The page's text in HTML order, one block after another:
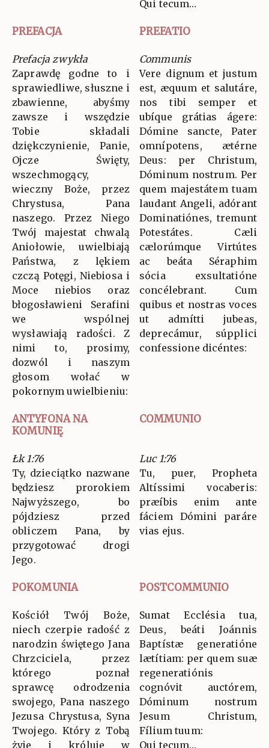
Qui tecum…
PREFACJA PREFATIO
Prefacja zwykła
Zaprawdę godne to i
sprawiedliwe, słuszne i
zbawienne, abyśmy
zawsze i wszędzie
Tobie składali
dziękczynienie, Panie,
Ojcze Święty,
wszechmogący,
wieczny Boże, przez
Chrystusa, Pana
naszego. Przez Niego
Twój majestat chwalą
Aniołowie, uwielbiają
Państwa, z lękiem
czczą Potęgi, Niebiosa i
Moce niebios oraz
błogosławieni Serafini
we wspólnej
wysławiają radości. Z
nimi to, prosimy,
dozwól i naszym
głosom wołać w
pokornym uwielbieniu:
Communis
Vere dignum et justum
est, æquum et salutáre,
nos tibi semper et
ubíque grátias ágere:
Dómine sancte, Pater
omnípotens, ætérne
Deus: per Christum,
Dóminum nostrum. Per
quem majestátem tuam
laudant Angeli, adórant
Dominatiónes, tremunt
Potestátes. Cæli
cælorúmque Virtútes
ac beáta Séraphim
sócia exsultatióne
concélebrant. Cum
quibus et nostras voces
ut admítti jubeas,
deprecámur, súpplici
confessione dicéntes:
ANTYFONA NA
KOMUNIĘ
COMMUNIO
Łk 1:76
Ty, dzieciątko nazwane
będziesz prorokiem
Najwyższego, bo
pójdziesz przed
obliczem Pana, by
przygotować drogi
Jego.
Luc 1:76
Tu, puer, Propheta
Altíssimi vocaberis:
præíbis enim ante
fáciem Dómini paráre
vias ejus.
POKOMUNIA POSTCOMMUNIO
Kościół Twój Boże,
niech czerpie radość z
narodzin świętego Jana
Chrzciciela, przez
którego poznał
sprawcę odrodzenia
swojego, Pana naszego
Jezusa Chrystusa, Syna
Twojego. Który z Tobą
żyje i króluje w
Sumat Ecclésia tua,
Deus, beáti Joánnis
Baptístæ generatióne
lætítiam: per quem suæ
regeneratiónis
cognóvit auctórem,
Dóminum nostrum
Jesum Christum,
Fílium tuum:
Qui tecum…